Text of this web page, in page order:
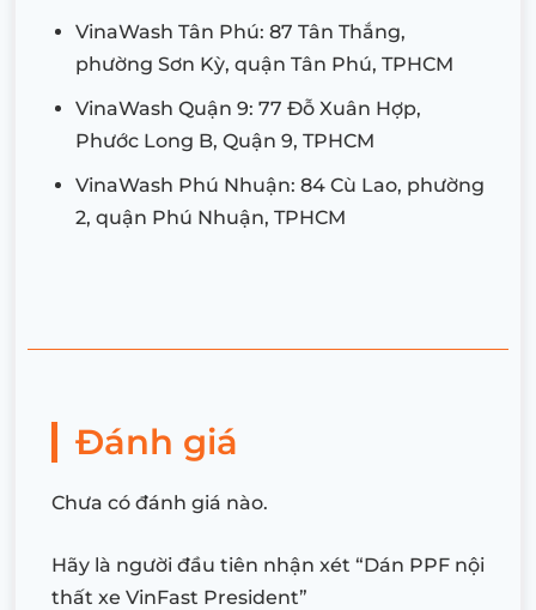
VinaWash Tân Phú: 87 Tân Thắng,
phường Sơn Kỳ, quận Tân Phú, TPHCM
VinaWash Quận 9: 77 Đỗ Xuân Hợp,
Phước Long B, Quận 9, TPHCM
VinaWash Phú Nhuận: 84 Cù Lao, phường
2, quận Phú Nhuận, TPHCM
Đánh giá
Chưa có đánh giá nào.
Hãy là người đầu tiên nhận xét “Dán PPF nội
thất xe VinFast President”